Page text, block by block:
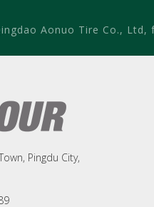
Aonuo Tire Co.,
Pingdu City,